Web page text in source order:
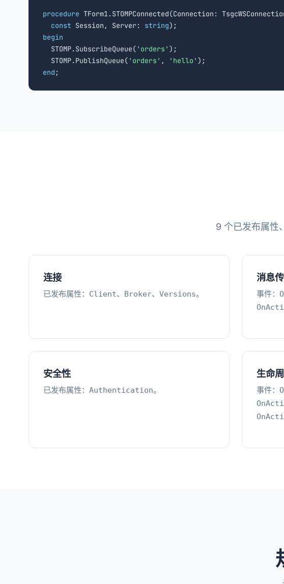
procedure TForm1.STOMPConnected(Connection:
const Session, Server: string
begin
STOMP.SubscribeQueue( 'orders' );
  STOMP.PublishQueue(
'orders' , 'hello'
end ;
9 个已发布属性
连接
已发布属性： Client、 Broker、 Versions。
消息
事件：
安全性
已发布属性： Authentication。
生命
事件：